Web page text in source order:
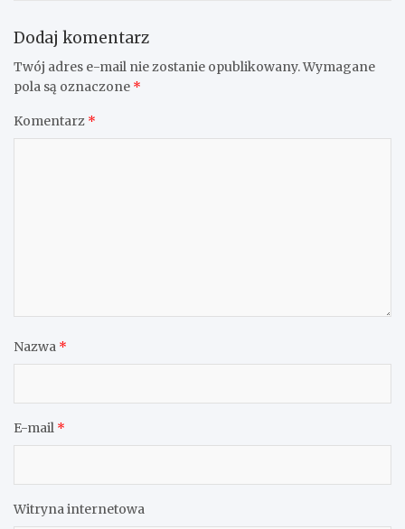
Dodaj komentarz
Twój adres e-mail nie zostanie opublikowany.Wymagane
pola są oznaczone *
Komentarz *
Nazwa *
E-mail *
Witryna internetowa